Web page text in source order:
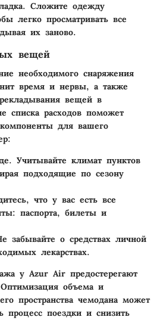
. Сложите одежду
легко просматривать все
их заново.
вещей
необходимого снаряжения
время и нервы, а также
вещей в
списка расходов поможет
для вашего
. Учитывайте климат пунктов
подходящие по сезону
что у вас есть все
паспорта, билеты и
забывайте о средствах личной
лекарствах.
у Azur Air предостерегают
объема и
пространства чемодана может
процесс поездки и снизить